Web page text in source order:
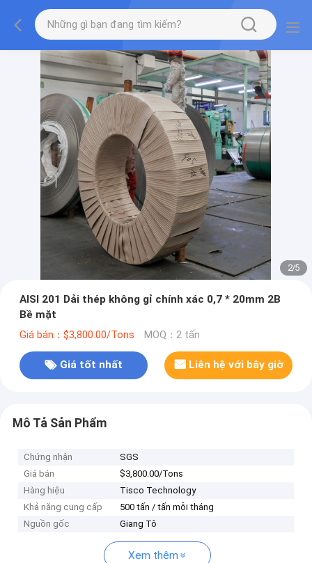
2/5
AISI 201 Dải thép không gỉ chính xác 0,7 * 20mm 2B
Bề mặt
Giá bán：$3,800.00/Tons MOQ：2 tấn
Giá tốt nhất Liên hệ với bây giờ
Mô Tả Sản Phẩm
Chứng nhận
SGS
Giá bán
$3,800.00/Tons
Hàng hiệu
Tisco Technology
Khả năng cung cấp
500 tấn / tấn mỗi tháng
Nguồn gốc
Giang Tô
Xem thêm